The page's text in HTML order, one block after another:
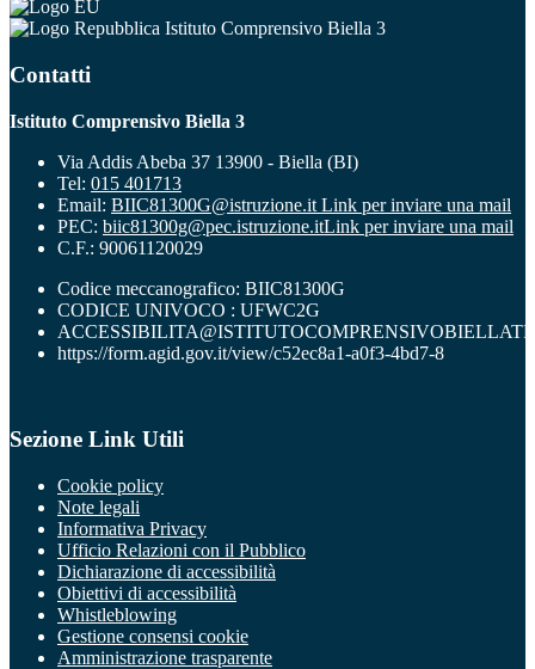
Istituto Comprensivo Biella 3
Contatti
Istituto Comprensivo Biella 3
Via Addis Abeba 37 13900 - Biella (BI)
Tel: 015 401713
Email: BIIC81300G@istruzione.it Link per inviare una mail
PEC: biic81300g@pec.istruzione.itLink per inviare una mail
C.F.: 90061120029
Codice meccanografico: BIIC81300G
CODICE UNIVOCO : UFWC2G
https://form.agid.gov.it/view/c52ec8a1-a0f3-4bd7-8
Sezione Link Utili
Cookie policy
Note legali
Informativa Privacy
Ufficio Relazioni con il Pubblico
Dichiarazione di accessibilità
Obiettivi di accessibilità
Whistleblowing
Gestione consensi cookie
Amministrazione trasparente